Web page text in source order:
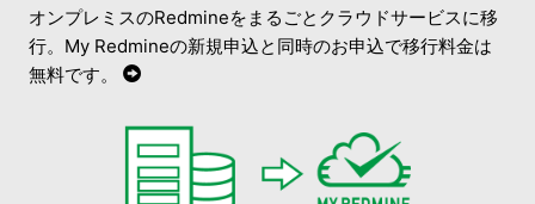
オンプレミスのRedmineをまるごとクラウドサービスに移
行。My Redmineの新規申込と同時のお申込で移行料金は
無料です。